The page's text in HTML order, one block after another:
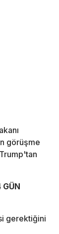
görüşme
gerektiğini